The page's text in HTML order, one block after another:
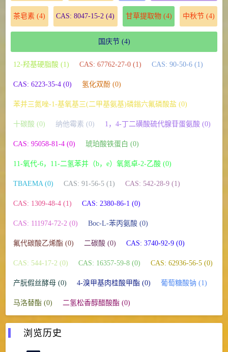
茶皂素 (4) CAS: 8047-15-2 (4) 甘草提取物(4) 中秋节(4)
国庆节(4)
12-羟基硬脂酸 (1) CAS: 67762-27-0 (1) CAS: 90-50-6 (1)
CAS: 6223-35-4 (0) 氢化双酚 (0)
苯并三氮唑-1-基氧基三(二甲基氨基)磷鎓六氟磷酸盐 (0)
十碳酸 (0) 纳他霉素 (0) 1，4-丁二磺酸硫代腺苷蛋氨酸 (0)
CAS: 95058-81-4 (0) 琥珀酸铁蛋白 (0)
11-氧代-6，11-二氢苯并（b，e）氧氮卓-2-乙酸 (0)
TBAEMA (0) CAS: 91-56-5 (1) CAS: 542-28-9 (1)
CAS: 1309-48-4 (1) CAS: 2380-86-1 (0)
CAS: 111974-72-2 (0) Boc-L-苯丙氨酸 (0)
氟代碳酸乙烯酯 (0) 二碳酸 (0) CAS: 3740-92-9 (0)
CAS: 544-17-2 (0) CAS: 16357-59-8 (0) CAS: 62936-56-5 (0)
产朊假丝酵母 (0) 4-溴甲基肉桂酸甲酯 (0) 葡萄糖酸钠 (1)
马洛替酯 (0) 二氢松香醇醋酸酯 (0)
浏览历史